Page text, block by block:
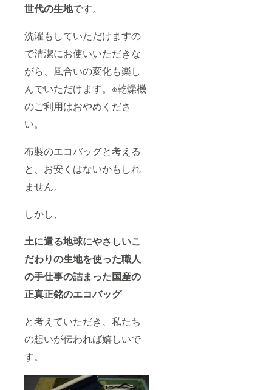
世代の生地です。
洗濯もしていただけますの
で清潔にお使いいただきな
がら、風合いの変化も楽し
んでいただけます。※乾燥機
のご利用はおやめくださ
い。
布製のエコバッグと考える
と、お安くはないかもしれ
ません。
しかし、
土に還る地球にやさしいこ
だわりの生地を使った職人
の手仕事の詰まった国産の
正真正銘のエコバッグ
と考えていただき、私たち
の想いが伝われば嬉しいで
す。